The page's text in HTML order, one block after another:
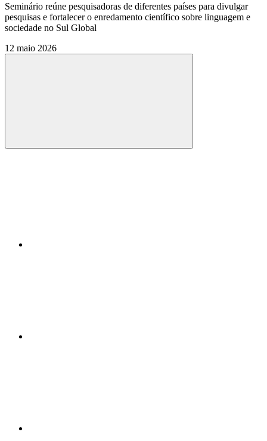
Seminário reúne pesquisadoras de diferentes países para divulgar
pesquisas e fortalecer o enredamento científico sobre linguagem e
sociedade no Sul Global
12 maio 2026
Compartilhar